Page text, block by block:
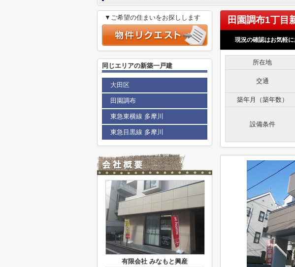
田園調布1丁目
現況の確認はお気軽に
所在地
交通
築年月（築年数）
設備条件
▼ご希望の住まいをお探しします
同じエリアの新築一戸建
大田区
田園調布
東急東横線 多摩川
東急目黒線 多摩川
有限会社 みなもと興産